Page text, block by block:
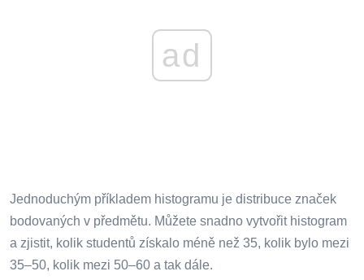
ad
Jednoduchým příkladem histogramu je distribuce značek
bodovaných v předmětu. Můžete snadno vytvořit histogram
a zjistit, kolik studentů získalo méně než 35, kolik bylo mezi
35–50, kolik mezi 50–60 a tak dále.